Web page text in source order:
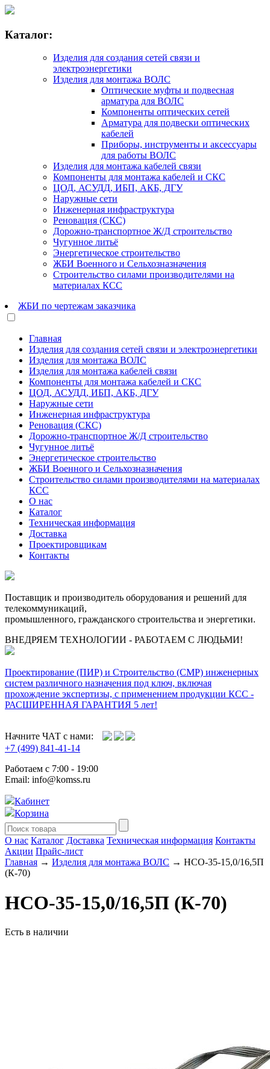
Каталог:
Изделия для создания сетей связи и
электроэнергетики
Изделия для монтажа ВОЛС
Оптические муфты и подвесная
арматура для ВОЛС
Компоненты оптических сетей
Арматура для подвески оптических
кабелей
Приборы, инструменты и аксессуары
для работы ВОЛС
Изделия для монтажа кабелей связи
Компоненты для монтажа кабелей и СКС
ЦОД, АСУДД, ИБП, АКБ, ДГУ
Наружные сети
Инженерная инфраструктура
Реновация (СКС)
Дорожно-транспортное Ж/Д строительство
Чугунное литьё
Энергетическое строительство
ЖБИ Военного и Сельхозназначения
Строительство силами производителями на
материалах КСС
ЖБИ по чертежам заказчика
Главная
Изделия для создания сетей связи и электроэнергетики
Изделия для монтажа ВОЛС
Изделия для монтажа кабелей связи
Компоненты для монтажа кабелей и СКС
ЦОД, АСУДД, ИБП, АКБ, ДГУ
Наружные сети
Инженерная инфраструктура
Реновация (СКС)
Дорожно-транспортное Ж/Д строительство
Чугунное литьё
Энергетическое строительство
ЖБИ Военного и Сельхозназначения
Строительство силами производителями на материалах
КСС
О нас
Каталог
Техническая информация
Доставка
Проектировщикам
Контакты
Поставщик и производитель оборудования и решений для
телекоммуникаций,
промышленного, гражданского строительства и энергетики.
ВНЕДРЯЕМ ТЕХНОЛОГИИ - РАБОТАЕМ С ЛЮДЬМИ!
Проектирование (ПИР) и Cтроительство (СМР) инженерных
систем различного назначения под ключ, включая
прохождение экспертизы, с применением продукции КСС -
РАСШИРЕННАЯ ГАРАНТИЯ 5 лет!
Начните ЧАТ с нами:
+7 (499) 841-41-14
Работаем с 7:00 - 19:00
Email: info@komss.ru
Кабинет
Корзина
О нас Каталог Доставка Техническая информация Контакты
Акции Прайс-лист
Главная → Изделия для монтажа ВОЛС → НСО-35-15,0/16,5П
(К-70)
НСО-35-15,0/16,5П (К-70)
Есть в наличии